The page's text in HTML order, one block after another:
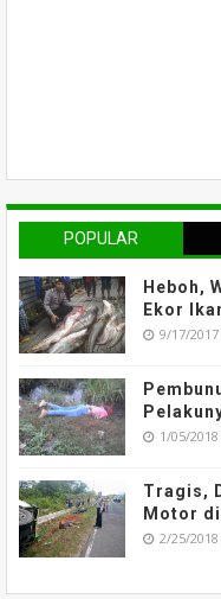
POPULAR
Heboh,
Ekor
9/17/2017
1/05/
Tragis,
Motor di
2/25/2018